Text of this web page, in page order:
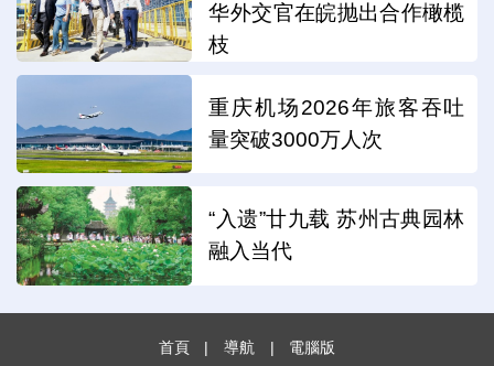
华外交官在皖抛出合作橄榄
枝
重庆机场2026年旅客吞吐
量突破3000万人次
“入遗”廿九载 苏州古典园林
融入当代
首頁 | 導航 | 電腦版